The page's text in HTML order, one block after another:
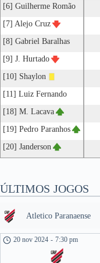
[6] Guilherme Romão
[7] Alejo Cruz
[8] Gabriel Baralhas
[9] J. Hurtado
[10] Shaylon
[11] Luiz Fernando
[18] M. Lacava
[19] Pedro Paranhos
[20] Janderson
ÚLTIMOS JOGOS
Atletico Paranaense
20 nov 2024 - 7:30 pm